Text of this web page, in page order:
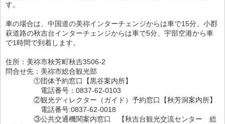
す。
車の場合は、中国道の美祢インターチェンジからは車で15分、小郡
萩道路の秋吉台インターチェンジからは車で5分、宇部空港から車
で1時間で到着します。
住所：美祢市秋芳町秋吉3506-2
問合せ先：美祢市総合観光部
①団体予約窓口【黒谷案内所】
電話番号：0837-62-0103
②観光ディレクター（ガイド）予約窓口【秋芳洞案内所】
電話番号:0837-62-0018
③公共交通機関案内窓口 【秋吉台観光交流センター 総